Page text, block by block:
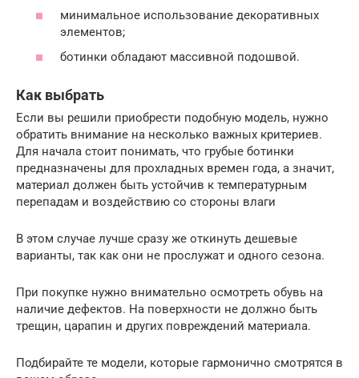
минимальное использование декоративных
элементов;
ботинки обладают массивной подошвой.
Как выбрать
Если вы решили приобрести подобную модель, нужно
обратить внимание на несколько важных критериев.
Для начала стоит понимать, что грубые ботинки
предназначены для прохладных времен года, а значит,
материал должен быть устойчив к температурным
перепадам и воздействию со стороны влаги
В этом случае лучше сразу же откинуть дешевые
варианты, так как они не прослужат и одного сезона.
При покупке нужно внимательно осмотреть обувь на
наличие дефектов. На поверхности не должно быть
трещин, царапин и других повреждений материала.
Подбирайте те модели, которые гармонично смотрятся в